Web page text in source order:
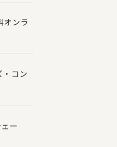
オンラ
・コン
ー